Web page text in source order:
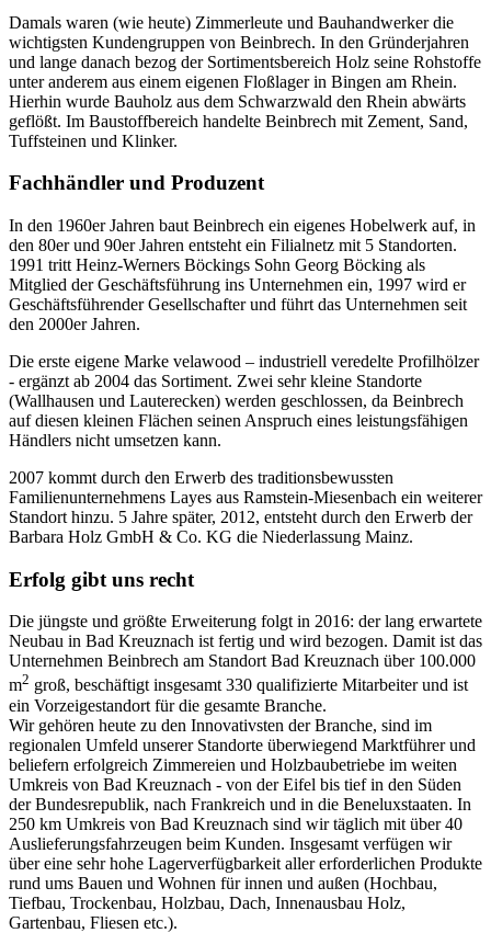
Damals waren (wie heute) Zimmerleute und Bauhandwerker die
wichtigsten Kundengruppen von Beinbrech. In den Gründerjahren
und lange danach bezog der Sortimentsbereich Holz seine Rohstoffe
unter anderem aus einem eigenen Floßlager in Bingen am Rhein.
Hierhin wurde Bauholz aus dem Schwarzwald den Rhein abwärts
geflößt. Im Baustoffbereich handelte Beinbrech mit Zement, Sand,
Tuffsteinen und Klinker.
Fachhändler und Produzent
In den 1960er Jahren baut Beinbrech ein eigenes Hobelwerk auf, in
den 80er und 90er Jahren entsteht ein Filialnetz mit 5 Standorten.
1991 tritt Heinz-Werners Böckings Sohn Georg Böcking als
Mitglied der Geschäftsführung ins Unternehmen ein, 1997 wird er
Geschäftsführender Gesellschafter und führt das Unternehmen seit
den 2000er Jahren.
Die erste eigene Marke velawood – industriell veredelte Profilhölzer
- ergänzt ab 2004 das Sortiment. Zwei sehr kleine Standorte
(Wallhausen und Lauterecken) werden geschlossen, da Beinbrech
auf diesen kleinen Flächen seinen Anspruch eines leistungsfähigen
Händlers nicht umsetzen kann.
2007 kommt durch den Erwerb des traditionsbewussten
Familienunternehmens Layes aus Ramstein-Miesenbach ein weiterer
Standort hinzu. 5 Jahre später, 2012, entsteht durch den Erwerb der
Barbara Holz GmbH & Co. KG die Niederlassung Mainz.
Erfolg gibt uns recht
Die jüngste und größte Erweiterung folgt in 2016: der lang erwartete
Neubau in Bad Kreuznach ist fertig und wird bezogen. Damit ist das
Unternehmen Beinbrech am Standort Bad Kreuznach über 100.000
m2 groß, beschäftigt insgesamt 330 qualifizierte Mitarbeiter und ist
ein Vorzeigestandort für die gesamte Branche.
Wir gehören heute zu den Innovativsten der Branche, sind im
regionalen Umfeld unserer Standorte überwiegend Marktführer und
beliefern erfolgreich Zimmereien und Holzbaubetriebe im weiten
Umkreis von Bad Kreuznach - von der Eifel bis tief in den Süden
der Bundesrepublik, nach Frankreich und in die Beneluxstaaten. In
250 km Umkreis von Bad Kreuznach sind wir täglich mit über 40
Auslieferungsfahrzeugen beim Kunden. Insgesamt verfügen wir
über eine sehr hohe Lagerverfügbarkeit aller erforderlichen Produkte
rund ums Bauen und Wohnen für innen und außen (Hochbau,
Tiefbau, Trockenbau, Holzbau, Dach, Innenausbau Holz,
Gartenbau, Fliesen etc.).